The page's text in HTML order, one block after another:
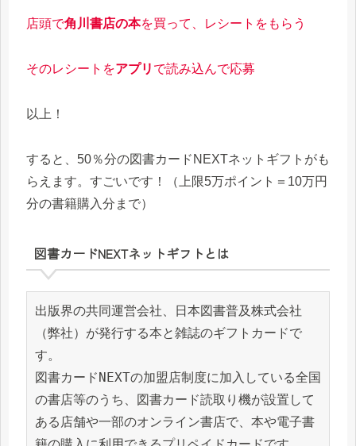
店頭で角川書店の本を買って、レシートをもらう
そのレシートをアプリ で読み込んで応募
以上！
すると、50％分の図書カードNEXTネットギフトがも
らえます。すごいです！（上限5万ポイント＝10万円
分の書籍購入分まで）
図書カードNEXTネットギフトとは
出版界の共同運営会社、日本図書普及株式会社
（弊社）が発行する本と雑誌のギフトカードで
す。
図書カードNEXTの加盟店制度に加入している全国
の書店等のうち、図書カード読取り機が設置して
ある店舗や一部のオンライン書店で、本や電子書